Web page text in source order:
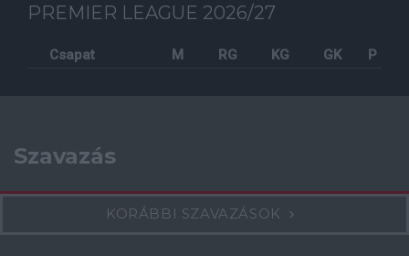
PREMIER LEAGUE 2026/27
Csapat M RG KG GK P
Szavazás
KORÁBBI SZAVAZÁSOK